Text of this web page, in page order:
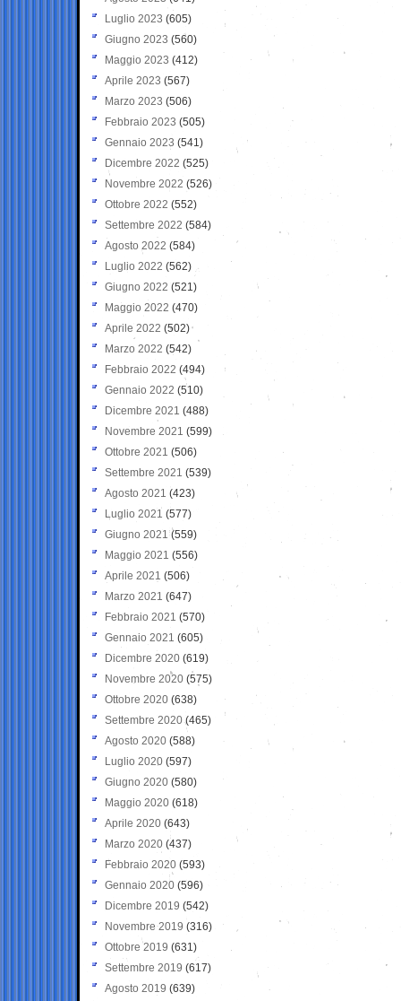
Luglio 2023 (605)
Giugno 2023 (560)
Maggio 2023 (412)
Aprile 2023 (567)
Marzo 2023 (506)
Febbraio 2023 (505)
Gennaio 2023 (541)
Dicembre 2022 (525)
Novembre 2022 (526)
Ottobre 2022 (552)
Settembre 2022 (584)
Agosto 2022 (584)
Luglio 2022 (562)
Giugno 2022 (521)
Maggio 2022 (470)
Aprile 2022 (502)
Marzo 2022 (542)
Febbraio 2022 (494)
Gennaio 2022 (510)
Dicembre 2021 (488)
Novembre 2021 (599)
Ottobre 2021 (506)
Settembre 2021 (539)
Agosto 2021 (423)
Luglio 2021 (577)
Giugno 2021(559)
Maggio 2021 (556)
Aprile 2021 (506)
Marzo 2021 (647)
Febbraio 2021 (570)
Gennaio 2021 (605)
Dicembre 2020 (619)
Novembre 2020 (575)
Ottobre 2020 (638)
Settembre 2020(465)
Agosto 2020 (588)
Luglio 2020 (597)
Giugno 2020 (580)
Maggio 2020 (618)
Aprile 2020 (643)
Marzo 2020 (437)
Febbraio 2020 (593)
Gennaio 2020 (596)
Dicembre 2019 (542)
Novembre 2019 (316)
Ottobre 2019 (631)
Settembre 2019 (617)
Agosto 2019 (639)